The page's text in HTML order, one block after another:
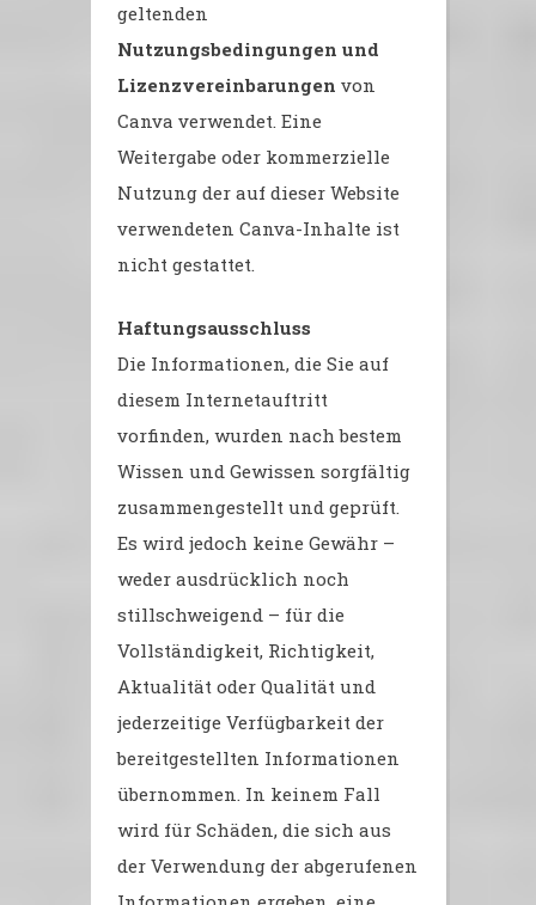
geltenden
Nutzungsbedingungen und
Lizenzvereinbarungen von
Canva verwendet. Eine
Weitergabe oder kommerzielle
Nutzung der auf dieser Website
verwendeten Canva-Inhalte ist
nicht gestattet.
Haftungsausschluss
Die Informationen, die Sie auf
diesem Internetauftritt
vorfinden, wurden nach bestem
Wissen und Gewissen sorgfältig
zusammengestellt und geprüft.
Es wird jedoch keine Gewähr –
weder ausdrücklich noch
stillschweigend – für die
Vollständigkeit, Richtigkeit,
Aktualität oder Qualität und
jederzeitige Verfügbarkeit der
bereitgestellten Informationen
übernommen. In keinem Fall
wird für Schäden, die sich aus
der Verwendung der abgerufenen